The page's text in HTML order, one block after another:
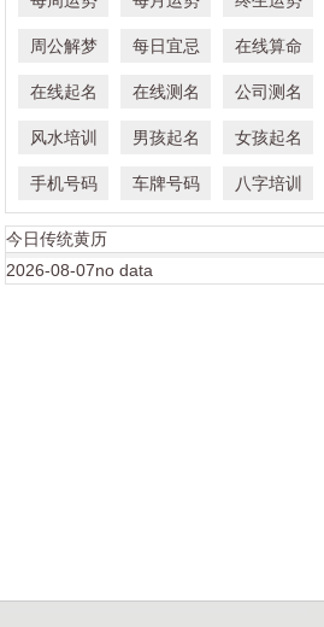
周公解梦 每日宜忌 在线算命
在线起名 在线测名 公司测名
风水培训 男孩起名 女孩起名
手机号码 车牌号码 八字培训
今日传统黄历
2026-08-07no data